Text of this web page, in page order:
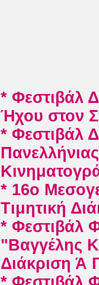
* Φεστιβάλ
Ήχου στον
* Φεστιβάλ
* 16o
Τιμητική
* Φεστιβάλ
"Βαγγέλης
Διάκριση Ά